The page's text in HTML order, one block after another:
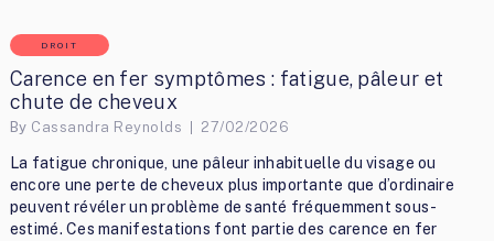
DROIT
Carence en fer symptômes : fatigue, pâleur et
chute de cheveux
By Cassandra Reynolds 27/02/2026
La fatigue chronique, une pâleur inhabituelle du visage ou
encore une perte de cheveux plus importante que d’ordinaire
peuvent révéler un problème de santé fréquemment sous-
estimé. Ces manifestations font partie des carence en fer